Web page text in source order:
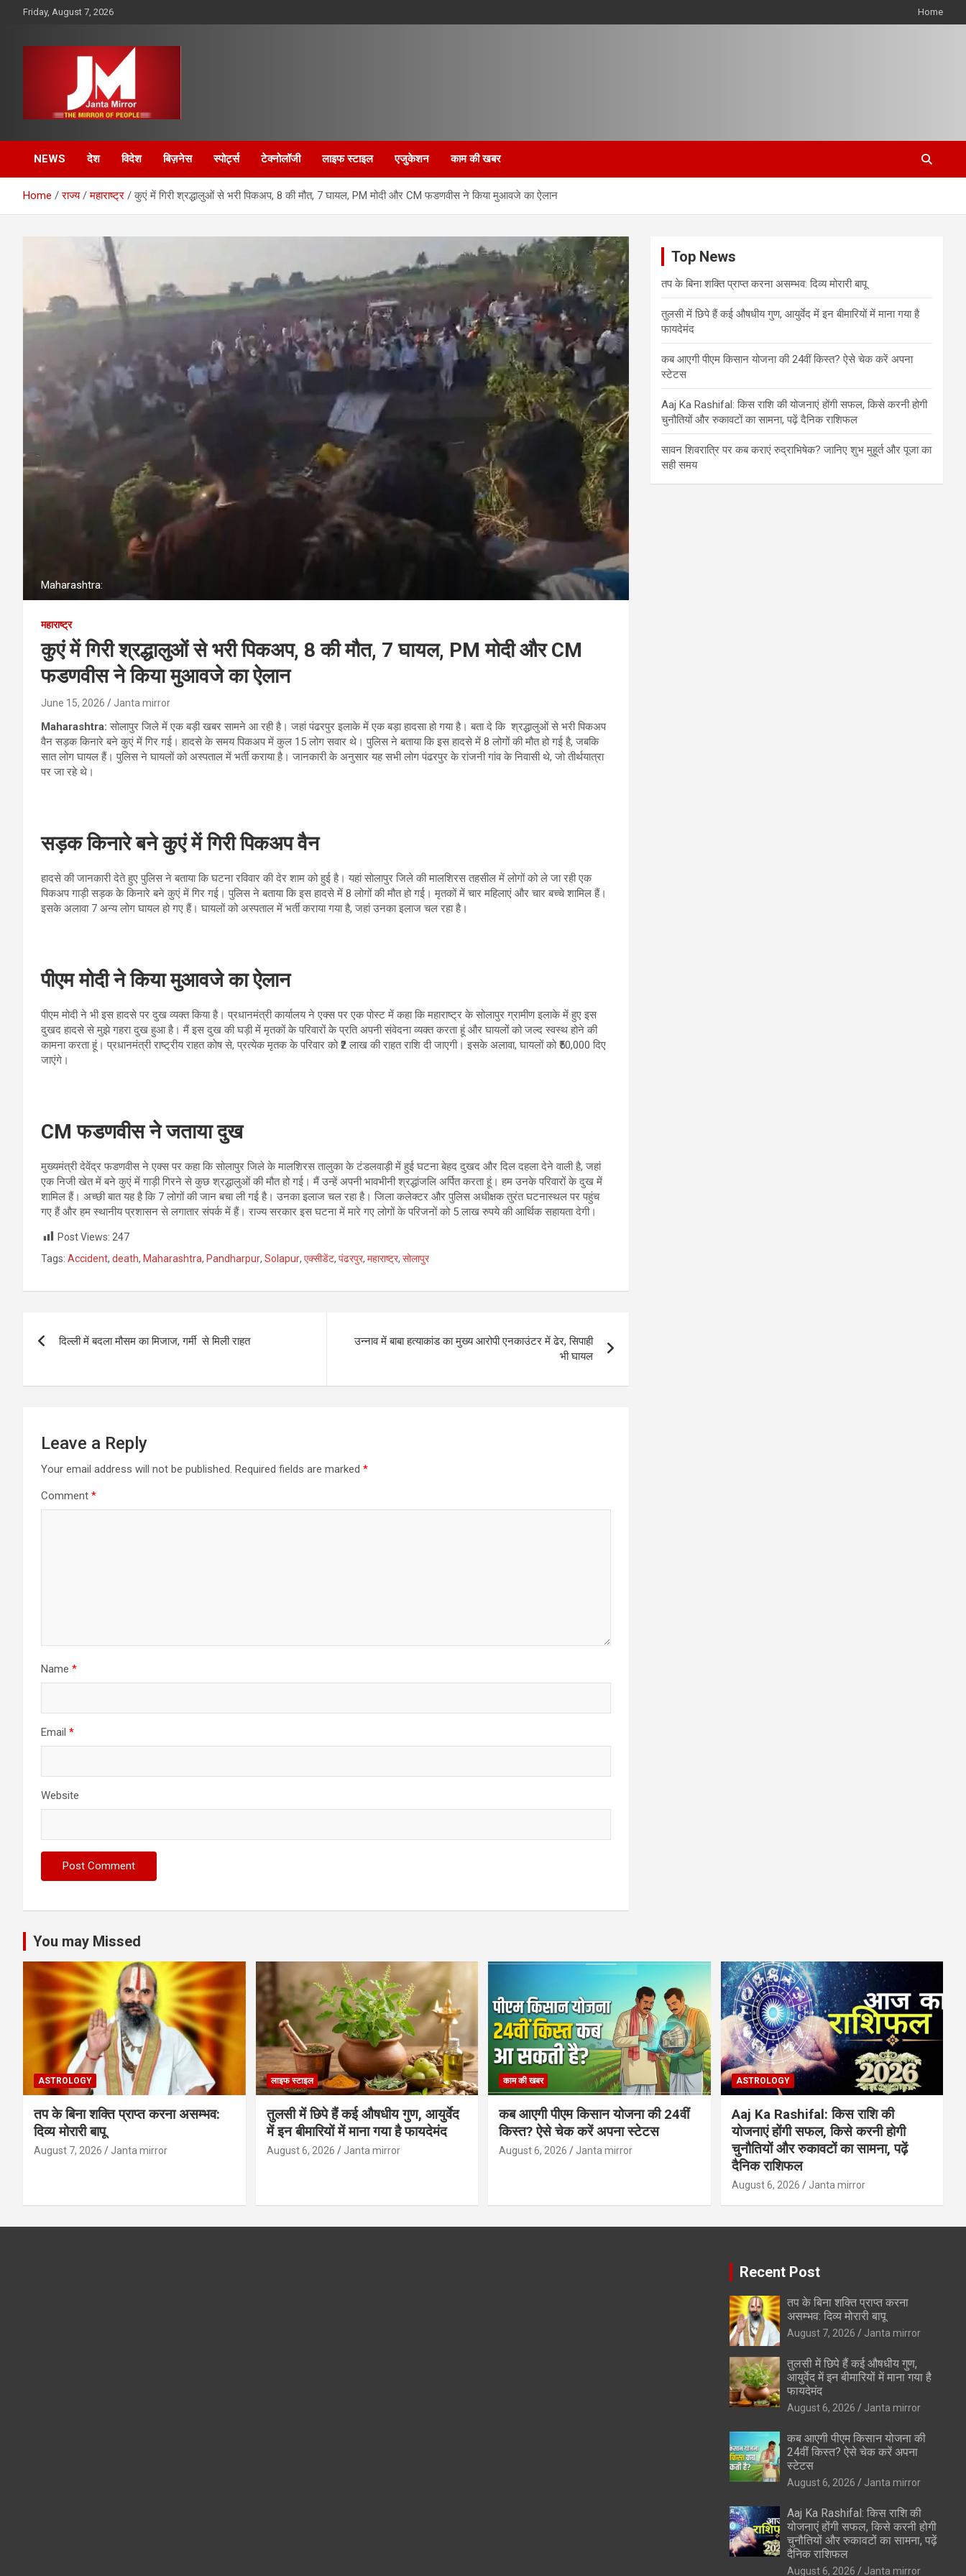
Friday, August 7, 2026 Home
Janta Mirror
NEWS देश विदेश बिज़नेस स्पोर्ट्स टेक्नोलॉजी लाइफ स्टाइल एजुकेशन काम की खबर
Home राज्य महाराष्ट्र कुएं में गिरी श्रद्धालुओं से भरी पिकअप, 8 की मौत, 7 घायल, PM मोदी और CM फडणवीस ने किया मुआवजे का ऐलान
Maharashtra:
महाराष्ट्र
कुएं में गिरी श्रद्धालुओं से भरी पिकअप, 8 की मौत, 7 घायल, PM मोदी और CM
फडणवीस ने किया मुआवजे का ऐलान
June 15, 2026 Janta mirror
Maharashtra: सोलापुर जिले में एक बड़ी खबर सामने आ रही है। जहां पंढरपुर इलाके में एक बड़ा हादसा हो गया है। बता दे कि श्रद्धालुओं से भरी पिकअप
वैन सड़क किनारे बने कुएं में गिर गई। हादसे के समय पिकअप में कुल 15 लोग सवार थे। पुलिस ने बताया कि इस हादसे में 8 लोगों की मौत हो गई है, जबकि
सात लोग घायल हैं। पुलिस ने घायलों को अस्पताल में भर्ती कराया है। जानकारी के अनुसार यह सभी लोग पंढरपुर के रांजनी गांव के निवासी थे, जो तीर्थयात्रा
पर जा रहे थे।
सड़क किनारे बने कुएं में गिरी पिकअप वैन
हादसे की जानकारी देते हुए पुलिस ने बताया कि घटना रविवार की देर शाम को हुई है। यहां सोलापुर जिले की मालशिरस तहसील में लोगों को ले जा रही एक
पिकअप गाड़ी सड़क के किनारे बने कुएं में गिर गई। पुलिस ने बताया कि इस हादसे में 8 लोगों की मौत हो गई। मृतकों में चार महिलाएं और चार बच्चे शामिल हैं।
इसके अलावा 7 अन्य लोग घायल हो गए हैं। घायलों को अस्पताल में भर्ती कराया गया है, जहां उनका इलाज चल रहा है।
पीएम मोदी ने किया मुआवजे का ऐलान
पीएम मोदी ने भी इस हादसे पर दुख व्यक्त किया है। प्रधानमंत्री कार्यालय ने एक्स पर एक पोस्ट में कहा कि महाराष्ट्र के सोलापुर ग्रामीण इलाके में हुए इस
दुखद हादसे से मुझे गहरा दुख हुआ है। मैं इस दुख की घड़ी में मृतकों के परिवारों के प्रति अपनी संवेदना व्यक्त करता हूं और घायलों को जल्द स्वस्थ होने की
कामना करता हूं। प्रधानमंत्री राष्ट्रीय राहत कोष से, प्रत्येक मृतक के परिवार को ₹2 लाख की राहत राशि दी जाएगी। इसके अलावा, घायलों को ₹50,000 दिए
जाएंगे।
CMफडणवीस ने जताया दुख
मुख्यमंत्री देवेंद्र फडणवीस ने एक्स पर कहा कि सोलापुर जिले के मालशिरस तालुका के टंडलवाड़ी में हुई घटना बेहद दुखद और दिल दहला देने वाली है, जहां
एक निजी खेत में बने कुएं में गाड़ी गिरने से कुछ श्रद्धालुओं की मौत हो गई। मैं उन्हें अपनी भावभीनी श्रद्धांजलि अर्पित करता हूं। हम उनके परिवारों के दुख में
शामिल हैं। अच्छी बात यह है कि 7 लोगों की जान बचा ली गई है। उनका इलाज चल रहा है। जिला कलेक्टर और पुलिस अधीक्षक तुरंत घटनास्थल पर पहुंच
गए हैं और हम स्थानीय प्रशासन से लगातार संपर्क में हैं। राज्य सरकार इस घटना में मारे गए लोगों के परिजनों को 5 लाख रुपये की आर्थिक सहायता देगी।
Post Views: 247
Tags: Accident, death, Maharashtra, Pandharpur, Solapur, एक्सीडेंट, पंढरपुर, महाराष्ट्र, सोलापुर
navigation
दिल्ली में बदला मौसम का मिजाज, गर्मी से मिली राहत
उन्‍नाव में बाबा हत्याकांड का मुख्य आरोपी एनकाउंटर में ढेर, सिपाही
भी घायल
Leave a Reply
Your email address will not be published. Required fields are marked *
Comment *
Name *
Email *
Website
Top News
तप के बिना शक्ति प्राप्त करना असम्भव: दिव्य मोरारी बापू
तुलसी में छिपे हैं कई औषधीय गुण, आयुर्वेद में इन बीमारियों में माना गया है
फायदेमंद
कब आएगी पीएम किसान योजना की 24वीं किस्त? ऐसे चेक करें अपना
स्टेटस
Aaj Ka Rashifal: किस राशि की योजनाएं होंगी सफल, किसे करनी होगी
चुनौतियों और रुकावटों का सामना, पढ़ें दैनिक राशिफल
सावन शिवरात्रि पर कब कराएं रुद्राभिषेक? जानिए शुभ मुहूर्त और पूजा का
सही समय
You may Missed
ASTROLOGY
तप के बिना शक्ति प्राप्त करना असम्भव:
दिव्य मोरारी बापू
August 7, 2026 Janta mirror
लाइफ स्टाइल
तुलसी में छिपे हैं कई औषधीय गुण, आयुर्वेद
में इन बीमारियों में माना गया है फायदेमंद
August 6, 2026 Janta mirror
काम की खबर
कब आएगी पीएम किसान योजना की 24वीं
किस्त? ऐसे चेक करें अपना स्टेटस
August 6, 2026 Janta mirror
ASTROLOGY
Aaj Ka Rashifal: किस राशि की
योजनाएं होंगी सफल, किसे करनी होगी
चुनौतियों और रुकावटों का सामना, पढ़ें
दैनिक राशिफल
August 6, 2026 Janta mirror
Recent Post
तप के बिना शक्ति प्राप्त करना
असम्भव: दिव्य मोरारी बापू
August 7, 2026 Janta mirror
तुलसी में छिपे हैं कई औषधीय गुण,
आयुर्वेद में इन बीमारियों में माना गया है
फायदेमंद
August 6, 2026 Janta mirror
कब आएगी पीएम किसान योजना की
24वीं किस्त? ऐसे चेक करें अपना
स्टेटस
August 6, 2026 Janta mirror
Aaj Ka Rashifal: किस राशि की
योजनाएं होंगी सफल, किसे करनी होगी
चुनौतियों और रुकावटों का सामना, पढ़ें
दैनिक राशिफल
August 6, 2026 Janta mirror